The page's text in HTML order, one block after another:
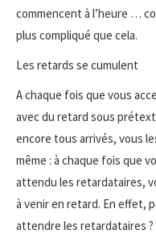
commencent à l’heure …
plus compliqué que cela.
Les retards se cumulent
A chaque fois que vous
avec du retard sous
encore tous arrivés, vous
même : à chaque fois que
attendu les retardataires,
à venir en retard. En effet,
attendre les retardataires